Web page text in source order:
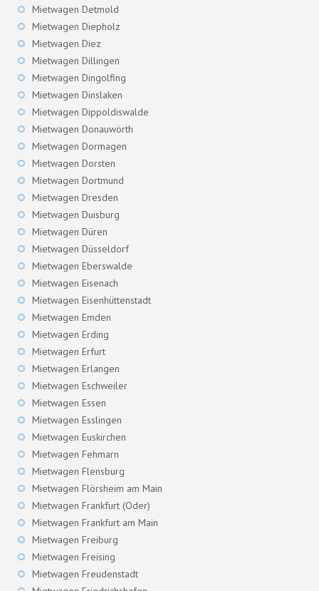
Mietwagen Detmold
Mietwagen Diepholz
Mietwagen Diez
Mietwagen Dillingen
Mietwagen Dingolfing
Mietwagen Dinslaken
Mietwagen Dippoldiswalde
Mietwagen Donauwörth
Mietwagen Dormagen
Mietwagen Dorsten
Mietwagen Dortmund
Mietwagen Dresden
Mietwagen Duisburg
Mietwagen Düren
Mietwagen Düsseldorf
Mietwagen Eberswalde
Mietwagen Eisenach
Mietwagen Eisenhüttenstadt
Mietwagen Emden
Mietwagen Erding
Mietwagen Erfurt
Mietwagen Erlangen
Mietwagen Eschweiler
Mietwagen Essen
Mietwagen Esslingen
Mietwagen Euskirchen
Mietwagen Fehmarn
Mietwagen Flensburg
Mietwagen Flörsheim am Main
Mietwagen Frankfurt (Oder)
Mietwagen Frankfurt am Main
Mietwagen Freiburg
Mietwagen Freising
Mietwagen Freudenstadt